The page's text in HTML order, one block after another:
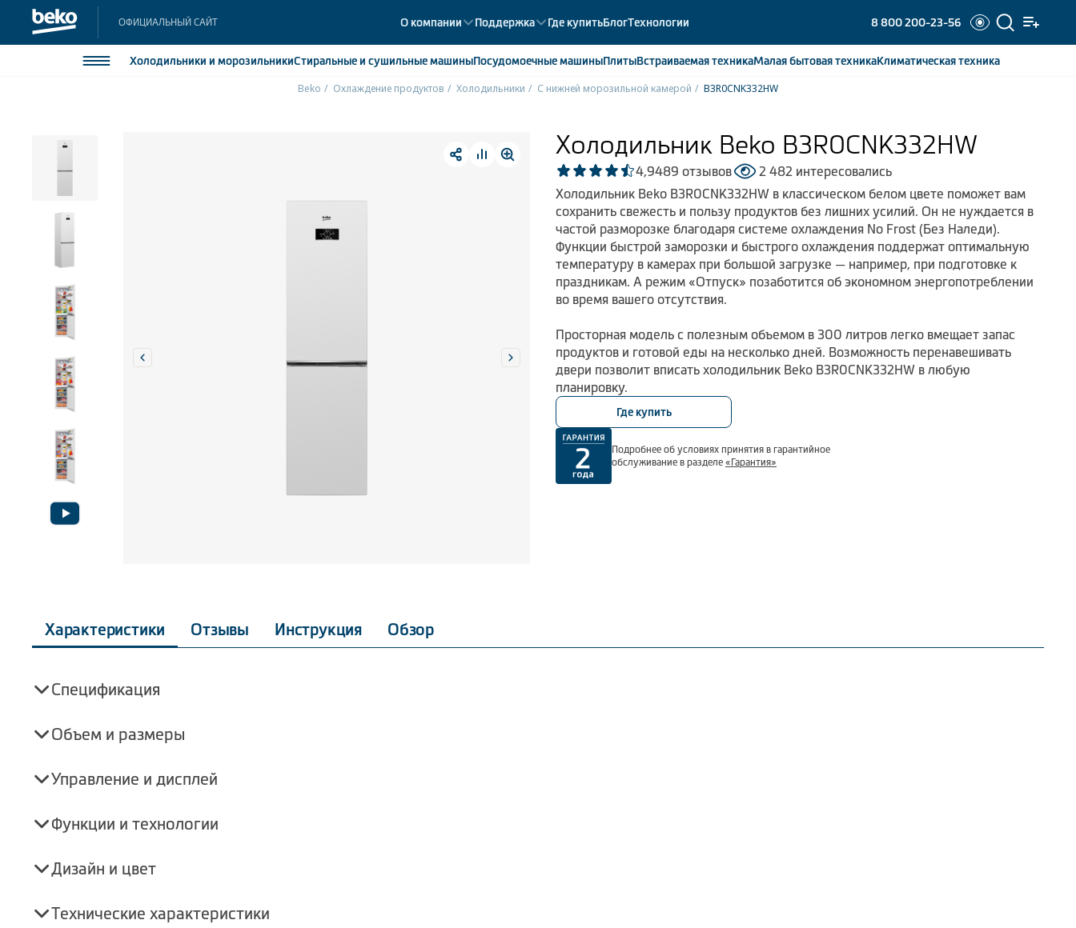
ОФИЦИАЛЬНЫЙ САЙТ О компании Поддержка Где купитьБлогТехнологии 8 800 200-23-56
Холодильники и морозильникиСтиральные и сушильные машиныПосудомоечныемашиныПлитыВстраиваемаятехникаМалая бытоваятехникаКлиматическаятехника
Посудомоечные машины
Климатическая техника
Beko Охлаждение продуктов Холодильники С нижней морозильной камерой B3R0CNK332HW
Холодильник Beko B3R0CNK332HW
4,9489 отзывов
2 482 интересовались
Холодильник Beko B3R0CNK332HW в классическом белом цвете поможет вам
сохранить свежесть и пользу продуктов без лишних усилий. Он не нуждается в
частой разморозке благодаря системе охлаждения No Frost (Без Наледи).
Функции быстрой заморозки и быстрого охлаждения поддержат оптимальную
температуру в камерах при большой загрузке — например, при подготовке к
праздникам. А режим «Отпуск» позаботится об экономном энергопотреблении
во время вашего отсутствия.
Просторная модель с полезным объемом в 300 литров легко вмещает запас
продуктов и готовой еды на несколько дней. Возможность перенавешивать
двери позволит вписать холодильник Beko B3R0CNK332HW в любую
планировку.
Где купить
Подробнее об условиях принятия в гарантийное
обслуживание в разделе «Гарантия»
Характеристики Отзывы Инструкция Обзор
Спецификация
Объем и размеры
Управление и дисплей
Функции и технологии
Дизайн и цвет
Технические характеристики